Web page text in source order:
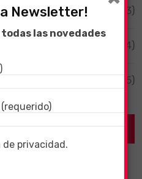
(3)
(204)
(55)
ERP dentro de una
Newsletter!
las novedades
privacidad.